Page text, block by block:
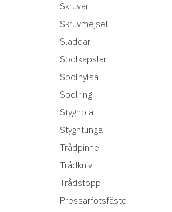
Skruvar
Skruvmejsel
Sladdar
Spolkapslar
Spolhylsa
Spolring
Stygnplåt
Stygntunga
Trådpinne
Trådkniv
Trådstopp
Pressarfotsfäste